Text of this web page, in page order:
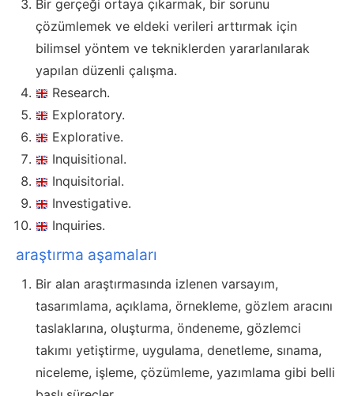
Bir gerçeği ortaya çıkarmak, bir sorunu
çözümlemek ve eldeki verileri arttırmak için
bilimsel yöntem ve tekniklerden yararlanılarak
yapılan düzenli çalışma.
Research.
Exploratory.
Explorative.
Inquisitional.
Inquisitorial.
Investigative.
Inquiries.
araştırma aşamaları
Bir alan araştırmasında izlenen varsayım,
tasarımlama, açıklama, örnekleme, gözlem aracını
taslaklarına, oluşturma, öndeneme, gözlemci
takımı yetiştirme, uygulama, denetleme, sınama,
niceleme, işleme, çözümleme, yazımlama gibi belli